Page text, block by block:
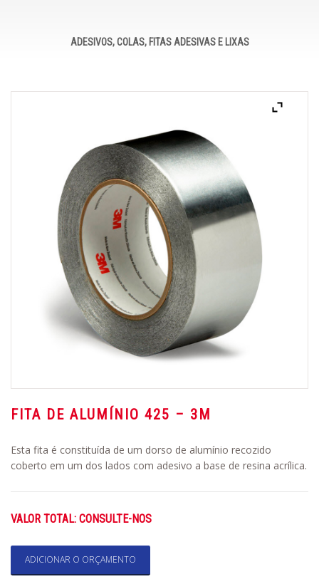
ADESIVOS, COLAS, FITAS ADESIVAS E LIXAS
FITA DE ALUMÍNIO 425 – 3M
Esta fita é constituída de um dorso de alumínio recozido
coberto em um dos lados com adesivo a base de resina acrílica.
VALOR TOTAL: CONSULTE-NOS
ADICIONAR O ORÇAMENTO